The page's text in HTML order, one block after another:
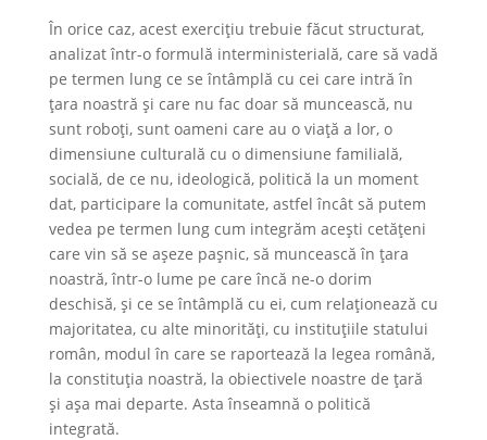
În orice caz, acest exercițiu trebuie făcut structurat,
analizat într-o formulă interministerială, care să vadă
pe termen lung ce se întâmplă cu cei care intră în
țara noastră și care nu fac doar să muncească, nu
sunt roboți, sunt oameni care au o viață a lor, o
dimensiune culturală cu o dimensiune familială,
socială, de ce nu, ideologică, politică la un moment
dat, participare la comunitate, astfel încât să putem
vedea pe termen lung cum integrăm acești cetățeni
care vin să se așeze pașnic, să muncească în țara
noastră, într-o lume pe care încă ne-o dorim
deschisă, și ce se întâmplă cu ei, cum relaționează cu
majoritatea, cu alte minorități, cu instituțiile statului
român, modul în care se raportează la legea română,
la constituția noastră, la obiectivele noastre de țară
și așa mai departe. Asta înseamnă o politică
integrată.